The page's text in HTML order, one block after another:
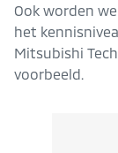
Ook worden
het
Mitsubishi
voorbeeld.